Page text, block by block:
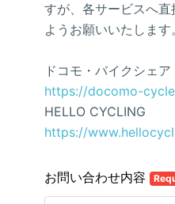
すが、各サービスへ直
ようお願いいたします。
ドコモ・バイクシェア
https://docomo-
HELLO CYCLING
https://
お問い合わせ内容